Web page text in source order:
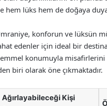
hem lüks hem de doğaya
konforun ve lüksün
edenler için ideal bir
konumuyla
biri olarak öne çıkmaktadır.
Ağırlayabileceği Kişi